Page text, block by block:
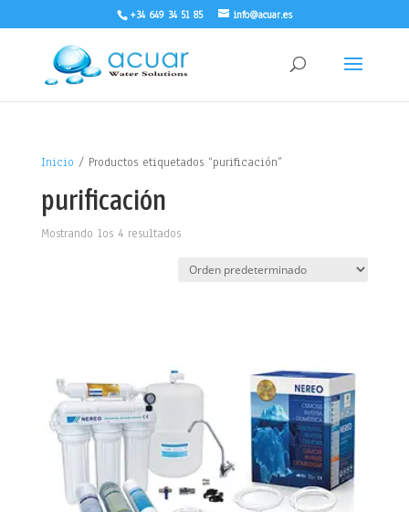
+34 649 34 51 85 info@acuar.es
Inicio / Productos etiquetados “purificación”
purificación
Mostrando los 4 resultados